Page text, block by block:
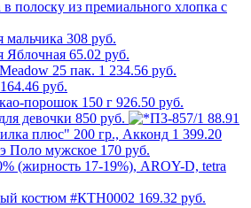
308 руб.
65.02 руб.
1 234.56 руб.
164.46 руб.
926.50 руб.
850 руб.
88.91
1 399.20
170 руб.
169.32 руб.